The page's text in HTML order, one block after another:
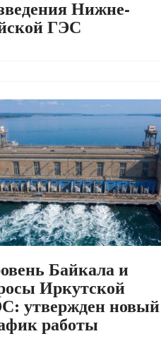
Нижне-
ГЭС
Байкала и
Иркутской
утвержден новый
работы